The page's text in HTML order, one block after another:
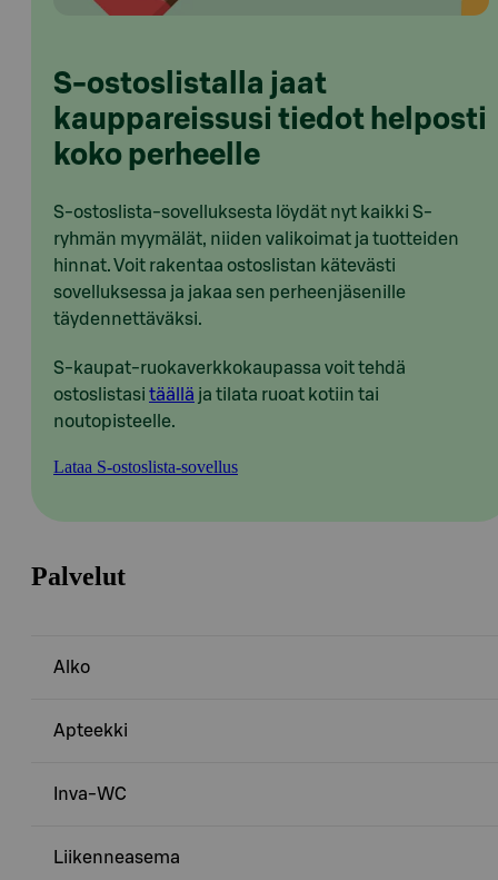
S-ostoslistalla jaat
kauppareissusi tiedot helposti
koko perheelle
S-ostoslista-sovelluksesta löydät nyt kaikki S-
ryhmän myymälät, niiden valikoimat ja tuotteiden
hinnat. Voit rakentaa ostoslistan kätevästi
sovelluksessa ja jakaa sen perheenjäsenille
täydennettäväksi.
S-kaupat-ruokaverkkokaupassa voit tehdä
ostoslistasi täällä ja tilata ruoat kotiin tai
noutopisteelle.
Lataa S-ostoslista-sovellus
Palvelut
Alko
Apteekki
Inva-WC
Liikenneasema